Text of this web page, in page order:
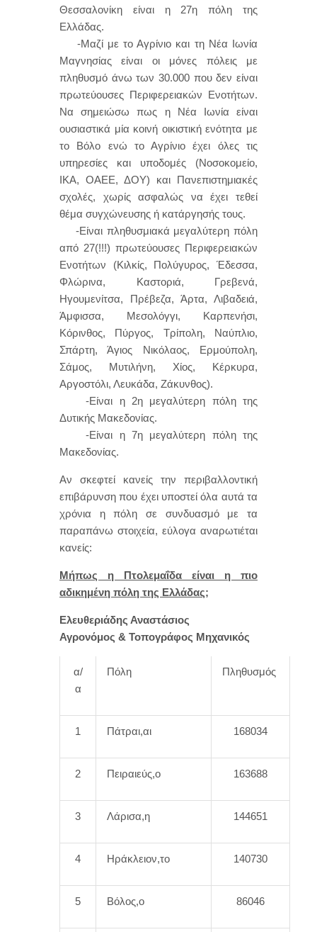
Θεσσαλονίκη είναι η 27η πόλη της
Ελλάδας.
-Μαζί με το Αγρίνιο και τη Νέα Ιωνία
Μαγνησίας είναι οι μόνες πόλεις με
πληθυσμό άνω των 30.000 που δεν είναι
πρωτεύουσες Περιφερειακών Ενοτήτων.
Να σημειώσω πως η Νέα Ιωνία είναι
ουσιαστικά μία κοινή οικιστική ενότητα με
το Βόλο ενώ το Αγρίνιο έχει όλες τις
υπηρεσίες και υποδομές (Νοσοκομείο,
ΙΚΑ, ΟΑΕΕ, ΔΟΥ) και Πανεπιστημιακές
σχολές, χωρίς ασφαλώς να έχει τεθεί
θέμα συγχώνευσης ή κατάργησής τους.
-Είναι πληθυσμιακά μεγαλύτερη πόλη
από 27(!!!) πρωτεύουσες Περιφερειακών
Ενοτήτων (Κιλκίς, Πολύγυρος, Έδεσσα,
Φλώρινα, Καστοριά, Γρεβενά,
Ηγουμενίτσα, Πρέβεζα, Άρτα, Λιβαδειά,
Άμφισσα, Μεσολόγγι, Καρπενήσι,
Κόρινθος, Πύργος, Τρίπολη, Ναύπλιο,
Σπάρτη, Άγιος Νικόλαος, Ερμούπολη,
Σάμος, Μυτιλήνη, Χίος, Κέρκυρα,
Αργοστόλι, Λευκάδα, Ζάκυνθος).
-Είναι η 2η μεγαλύτερη πόλη της
Δυτικής Μακεδονίας.
-Είναι η 7η μεγαλύτερη πόλη της
Μακεδονίας.
Αν σκεφτεί κανείς την περιβαλλοντική
επιβάρυνση που έχει υποστεί όλα αυτά τα
χρόνια η πόλη σε συνδυασμό με τα
παραπάνω στοιχεία, εύλογα αναρωτιέται
κανείς:
Μήπως η Πτολεμαΐδα είναι η πιο
αδικημένη πόλη της Ελλάδας;
Ελευθεριάδης Αναστάσιος
Αγρονόμος & Τοπογράφος Μηχανικός
α/
α
Πόλη Πληθυσμός
1 Πάτραι,αι 168034
2 Πειραιεύς,ο 163688
3 Λάρισα,η 144651
4 Ηράκλειον,το 140730
5 Βόλος,ο 86046